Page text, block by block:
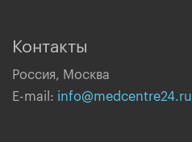
Контакты
Россия, Москва
E-mail: info@medcentre24.ru